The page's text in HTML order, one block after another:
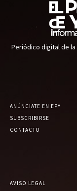
Periódico digital de
ANÚNCIATE EN EPY
SUBSCRIBIRSE
CONTACTO
AVISO LEGAL